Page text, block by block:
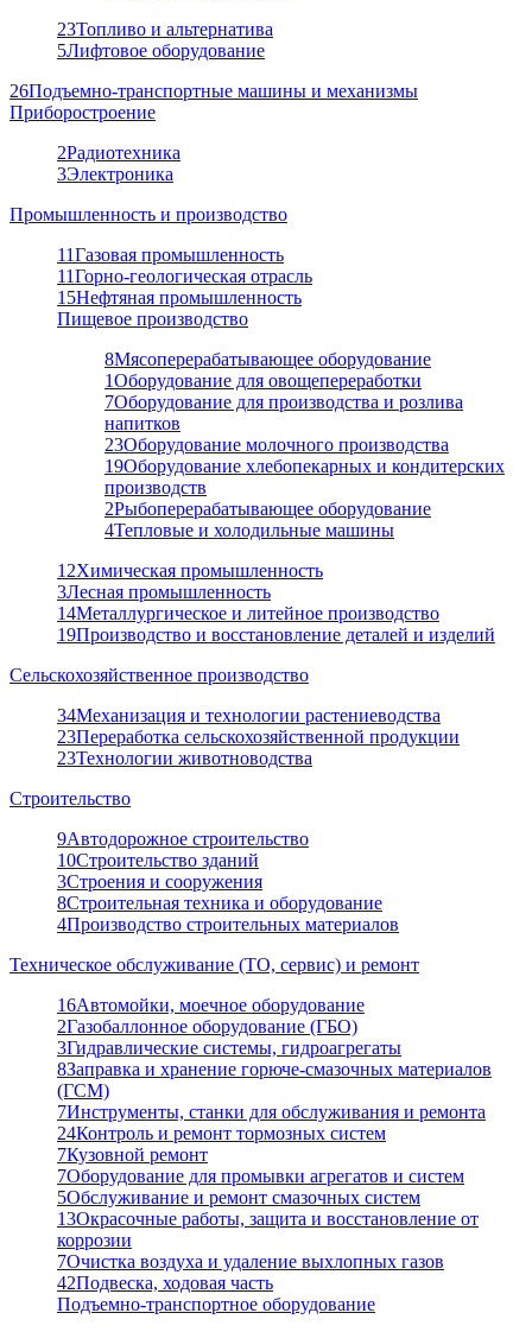
23Топливо и альтернатива
5Лифтовое оборудование
26Подъемно-транспортные машины и механизмы
Приборостроение
2Радиотехника
3Электроника
Промышленность и производство
11Газовая промышленность
11Горно-геологическая отрасль
15Нефтяная промышленность
Пищевое производство
8Мясоперерабатывающее оборудование
1Оборудование для овощепереработки
7Оборудование для производства и розлива
напитков
23Оборудование молочного производства
19Оборудование хлебопекарных и кондитерских
производств
2Рыбоперерабатывающее оборудование
4Тепловые и холодильные машины
12Химическая промышленность
3Лесная промышленность
14Металлургическое и литейное производство
19Производство и восстановление деталей и изделий
Сельскохозяйственное производство
34Механизация и технологии растениеводства
23Переработка сельскохозяйственной продукции
23Технологии животноводства
Строительство
9Автодорожное строительство
10Строительство зданий
3Строения и сооружения
8Строительная техника и оборудование
4Производство строительных материалов
Техническое обслуживание (ТО, сервис) и ремонт
16Автомойки, моечное оборудование
2Газобаллонное оборудование (ГБО)
3Гидравлические системы, гидроагрегаты
8Заправка и хранение горюче-смазочных материалов
(ГСМ)
7Инструменты, станки для обслуживания и ремонта
24Контроль и ремонт тормозных систем
7Кузовной ремонт
7Оборудование для промывки агрегатов и систем
5Обслуживание и ремонт смазочных систем
13Окрасочные работы, защита и восстановление от
коррозии
7Очистка воздуха и удаление выхлопных газов
42Подвеска, ходовая часть
Подъемно-транспортное оборудование